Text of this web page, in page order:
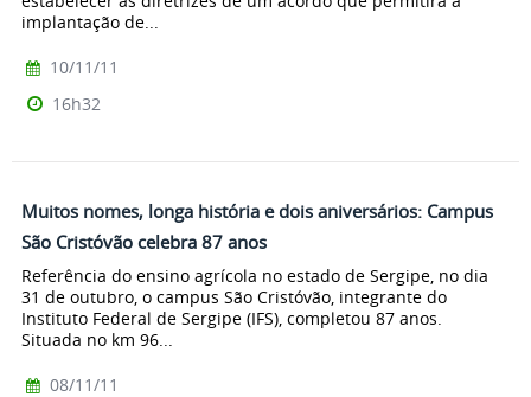
implantação de...
10/11/11
16h32
Muitos nomes, longa história e dois aniversários: Campus
São Cristóvão celebra 87 anos
Referência do ensino agrícola no estado de Sergipe, no dia
31 de outubro, o campus São Cristóvão, integrante do
Instituto Federal de Sergipe (IFS), completou 87 anos.
Situada no km 96...
08/11/11